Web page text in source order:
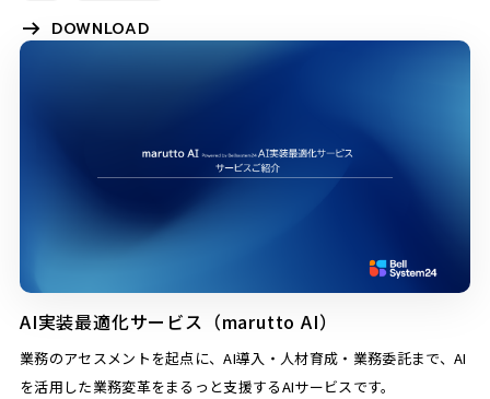
DOWNLOAD
AI実装最適化サービス（marutto AI）
業務のアセスメントを起点に、AI導入・人材育成・業務委託まで、AI
を活用した業務変革をまるっと支援するAIサービスです。